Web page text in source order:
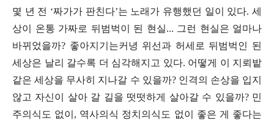
몇 년 전 ‘짜가가 판친다’는 노래가 유행했던 일이 있다.세
상이 온통 가짜로 뒤범벅이 된 현실... 그런 현실은 얼마나
바뀌었을까? 좋아지기는커녕 위선과 허세로 뒤범벅인 된
세상은 날리 갈수록 더 심각해지고 있다. 어떻게 이 지뢰밭
같은 세상을 무사히 지나갈 수 있을까? 인격의 손상을 입지
않고 자신이 살아 갈 길을 떳떳하게 살아갈 수 있을까? 민
주의식도 없이 , 역사의식 정치의식도 없이 좋은 게 좋다는